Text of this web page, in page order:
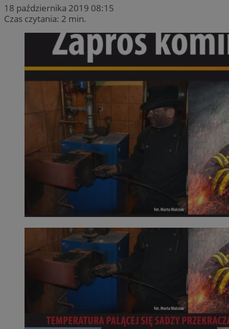
18 października 2019 08:15
Czas czytania: 2 min.